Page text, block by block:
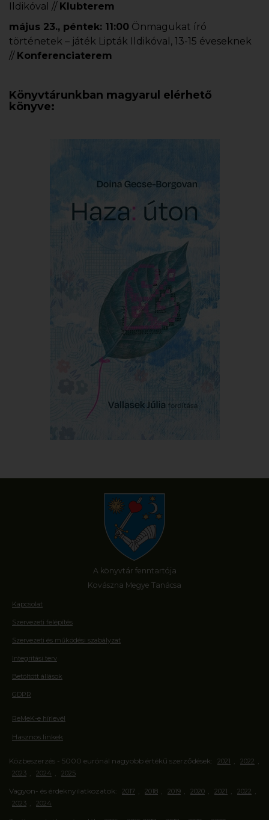
Ildikóval // Klubterem
május 23., péntek: 11:00 Önmagukat író
történetek – játék Lipták Ildikóval, 13-15 éveseknek
// Konferenciaterem
Könyvtárunkban magyarul elérhető
könyve:
A könyvtár fenntartója
Kovászna Megye Tanácsa
Kapcsolat
Szervezeti felépítés
Szervezeti és működési szabályzat
Integritási terv
Betöltött állások
GDPR
ReMeK-e hírlevél
Hasznos linkek
Közbeszerzés - 5000 eurónál nagyobb értékű szerződések: 2021 , 2022 ,
2023 , 2024 , 2025
Vagyon- és érdeknyilatkozatok: 2017 , 2018 , 2019 , 2020 , 2021 , 2022 ,
2023 , 2024